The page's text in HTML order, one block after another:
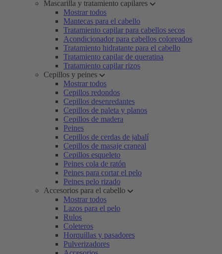
Mascarilla y tratamiento capilares
Mostrar todos
Mantecas para el cabello
Tratamiento capilar para cabellos secos
Acondicionador para cabellos coloreados
Tratamiento hidratante para el cabello
Tratamiento capilar de queratina
Tratamiento capilar rizos
Cepillos y peines
Mostrar todos
Cepillos redondos
Cepillos desenredantes
Cepillos de paleta y planos
Cepillos de madera
Peines
Cepillos de cerdas de jabalí
Cepillos de masaje craneal
Cepillos esqueleto
Peines cola de ratón
Peines para cortar el pelo
Peines pelo rizado
Accesorios para el cabello
Mostrar todos
Lazos para el pelo
Rulos
Coleteros
Horquillas y pasadores
Pulverizadores